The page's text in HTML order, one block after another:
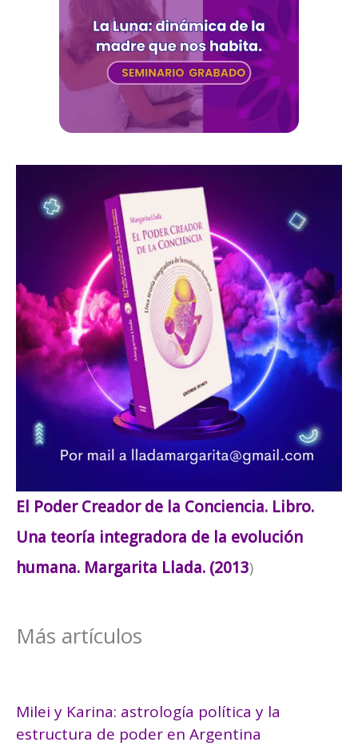
El Poder Creador de la Conciencia. Libro.
Una teoría integradora de la evolución
humana. Margarita Llada. (2013)
Más artículos
Milei y Karina: astrología política y la
estructura de poder en Argentina